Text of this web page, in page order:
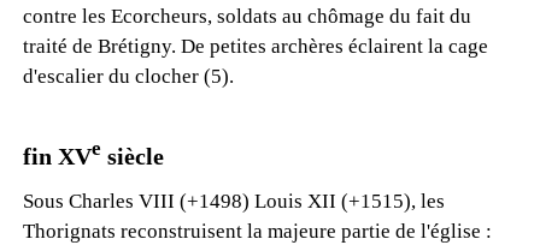
contre les Ecorcheurs, soldats au chômage du fait du
traité de Brétigny. De petites archères éclairent la cage
d'escalier du clocher (5).
fin XVe siècle
Sous Charles VIII (+1498) Louis XII (+1515), les
Thorignats reconstruisent la majeure partie de l'église :